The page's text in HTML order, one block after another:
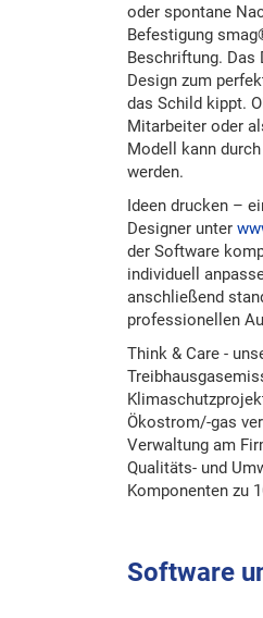
oder spontane
Befestigung
Beschriftung. Das
Design zum
das Schild kippt.
Mitarbeiter oder
Modell kann
werden.
Ideen drucken –
Designer unter
der Software
individuell
anschließend
professionellen
Think & Care -
Ökostrom/-gas
Verwaltung am
Qualitäts- und
Komponenten zu
Software